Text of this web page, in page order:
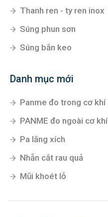
Thanh ren - ty ren inox
Súng phun sơn
Súng bắn keo
Danh mục mới
Panme đo trong cơ khí
PANME đo ngoài cơ khí
Pa lăng xích
Nhẵn cắt rau quả
Mũi khoét lỗ